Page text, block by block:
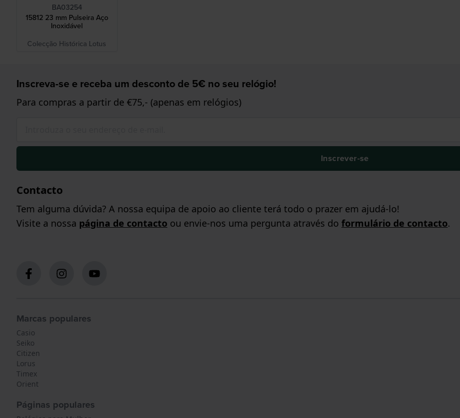
BA03254
15812 23 mm Pulseira Aço
Inoxidável
Colecção Histórica Lotus
Inscreva-se e receba um desconto de 5€ no seu relógio!
Para compras a partir de €75,- (apenas em relógios)
Inscrever-se
Contacto
Tem alguma dúvida? A nossa equipa de apoio ao cliente terá todo o prazer em ajudá-lo!
Visite a nossa página de contacto ou envie-nos uma pergunta através do formulário de contacto.
Marcas populares
Casio
Seiko
Citizen
Lorus
Timex
Orient
Páginas populares